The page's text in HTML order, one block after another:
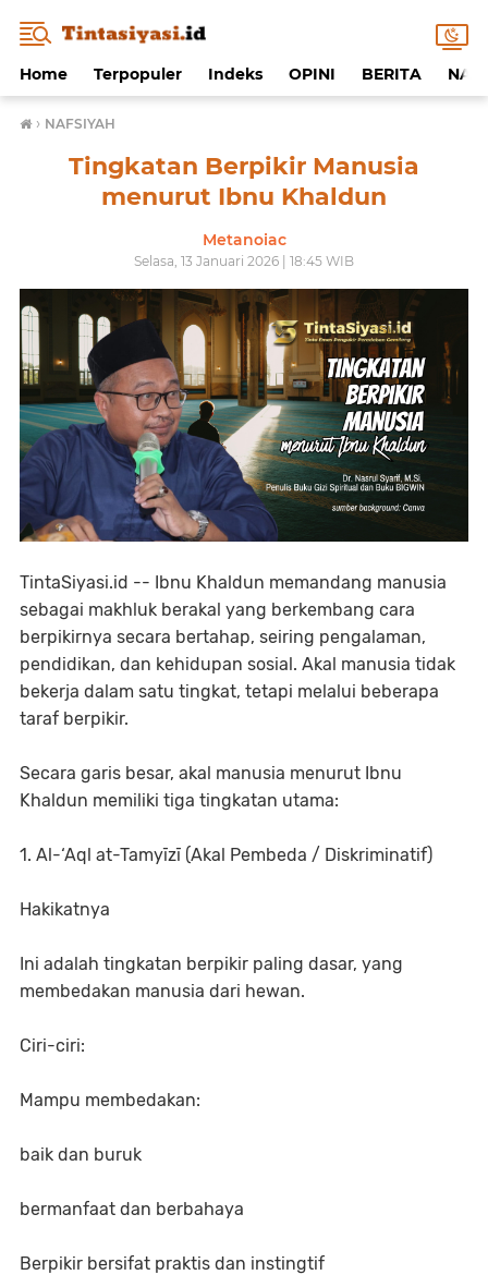
Home Terpopuler Indeks OPINI BERITA
› NAFSIYAH
Tingkatan Berpikir Manusia
menurut Ibnu Khaldun
Metanoiac
Selasa, 13 Januari 2026 | 18:45 WIB
TintaSiyasi.id -- Ibnu Khaldun memandang manusia
sebagai makhluk berakal yang berkembang cara
berpikirnya secara bertahap, seiring pengalaman,
pendidikan, dan kehidupan sosial. Akal manusia tidak
bekerja dalam satu tingkat, tetapi melalui beberapa
taraf berpikir.
Secara garis besar, akal manusia menurut Ibnu
Khaldun memiliki tiga tingkatan utama:
1. Al-‘Aql at-Tamyīzī (Akal Pembeda / Diskriminatif)
Hakikatnya
Ini adalah tingkatan berpikir paling dasar, yang
membedakan manusia dari hewan.
Ciri-ciri:
Mampu membedakan:
baik dan buruk
bermanfaat dan berbahaya
Berpikir bersifat praktis dan instingtif